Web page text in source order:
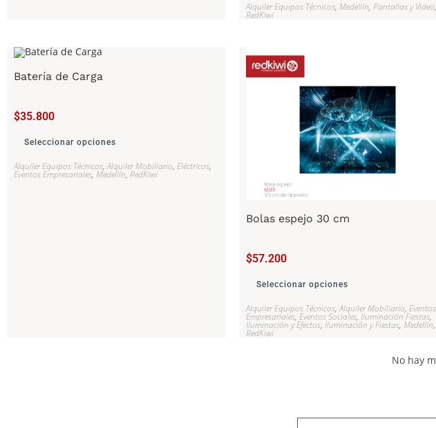
Alquiler Equipos Técnicos, Medellín, Pantallas y Video,
RedKiwi
Batería de Carga
$35.800
Seleccionar opciones
Alquiler Equipos Técnicos,Alquiler Mobiliario, Eléctricos,
Eventos Empresariales, Medellín, RedKiwi
Bolas espejo 30 cm
$57.200
Seleccionar opciones
Alquiler Equipos Técnicos,Alquiler Mobiliario, Eventos
Empresariales, Eventos Sociales, Iluminación Fiestas,
Iluminación y Efectos, Iluminación y Fiestas, Medellín,
RedKiwi
No hay